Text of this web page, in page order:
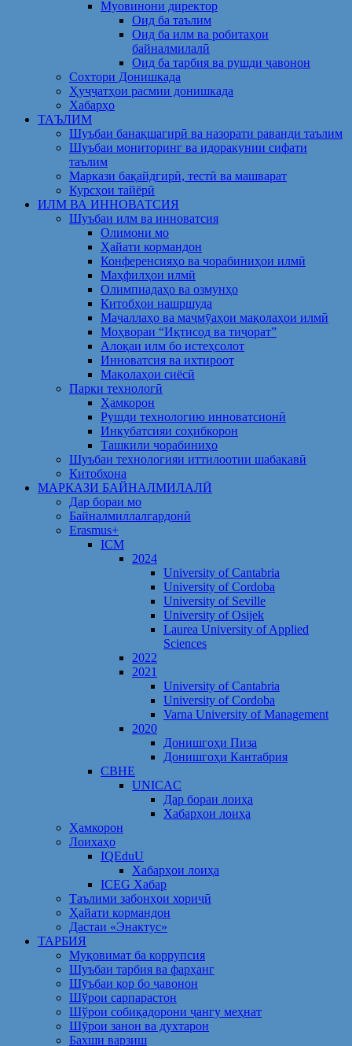
Муовинони директор
Оид ба таълим
Оид ба илм ва робитаҳои
байналмилалӣ
Оид ба тарбия ва рушди ҷавонон
Сохтори Донишкада
Ҳуҷҷатҳои расмии донишкада
Хабарҳо
ТАЪЛИМ
Шуъбаи банақшагирӣ ва назорати раванди таълим
Шуъбаи мониторинг ва идоракунии сифати
таълим
Маркази бақайдгирӣ, тестӣ ва машварат
Курсҳои тайёрӣ
ИЛМ ВА ИННОВАТСИЯ
Шуъбаи илм ва инноватсия
Олимони мо
Ҳайати кормандон
Конференсияҳо ва чорабиниҳои илмӣ
Маҳфилҳои илмӣ
Олимпиадаҳо ва озмунҳо
Китобҳои нашршуда
Маҷаллаҳо ва маҷмӯаҳои мақолаҳои илмӣ
Моҳвораи “Иқтисод ва тиҷорат”
Алоқаи илм бо истеҳсолот
Инноватсия ва ихтироот
Мақолаҳои сиёсӣ
Парки технологӣ
Ҳамкорон
Рушди технологию инноватсионӣ
Инкубатсияи соҳибкорон
Ташкили чорабиниҳо
Шуъбаи технологияи иттилоотии шабакавӣ
Китобхона
МАРКАЗИ БАЙНАЛМИЛАЛӢ
Дар бораи мо
Байналмиллалгардонӣ
Erasmus+
ICM
2024
University of Cantabria
University of Cordoba
University of Seville
University of Osijek
Laurea University of Applied
Sciences
2022
2021
University of Cantabria
University of Cordoba
Varna University of Management
2020
Донишгоҳи Пиза
Донишгоҳи Кантабрия
CBHE
UNICAC
Дар бораи лоиҳа
Хабарҳои лоиҳа
Ҳамкорон
Лоихаҳо
IQEduU
Хабарҳои лоиҳа
ICEG Хабар
Таълими забонҳои хориҷӣ
Ҳайати кормандон
Дастаи «Энактус»
ТАРБИЯ
Муқовимат ба коррупсия
Шуъбаи тарбия ва фарҳанг
Шӯъбаи кор бо ҷавонон
Шўрои сарпарастон
Шўрои собиқадорони ҷангу меҳнат
Шӯрои занон ва духтарон
Бахши варзиш